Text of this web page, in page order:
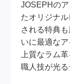
JOSEPHの
たオリジナ
される特典
いに最適な
上質なラム
職人技が光る